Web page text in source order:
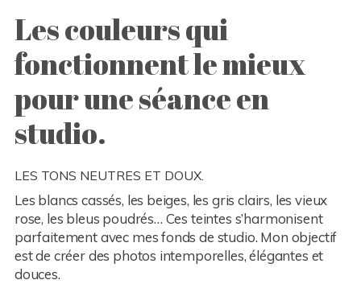
Les couleurs qui
fonctionnent le mieux
pour une séance en
studio.
LES TONS NEUTRES ET DOUX.
Les blancs cassés, les beiges, les gris clairs, les vieux
rose, les bleus poudrés… Ces teintes s’harmonisent
parfaitement avec mes fonds de studio. Mon objectif
est de créer des photos intemporelles, élégantes et
douces.